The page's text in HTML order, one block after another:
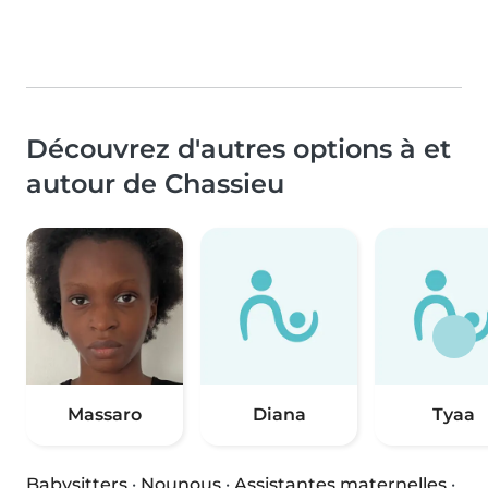
Découvrez d'autres options à et
autour de Chassieu
Massaro Diana Tyaa